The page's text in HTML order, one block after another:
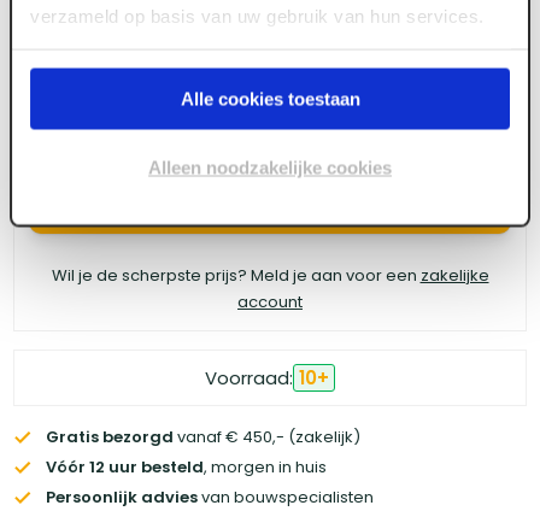
verzameld op basis van uw gebruik van hun services.
Alle cookies toestaan
Alleen noodzakelijke cookies
Meld je aan of maak een account aan om toegang
te krijgen tot de prijzen.
Wil je de scherpste prijs? Meld je aan voor een zakelijke
account
Voorraad: 10+
Gratis bezorgd vanaf € 450,- (zakelijk)
Vóór 12 uur besteld, morgen in huis
Persoonlijk adviesvan bouwspecialisten